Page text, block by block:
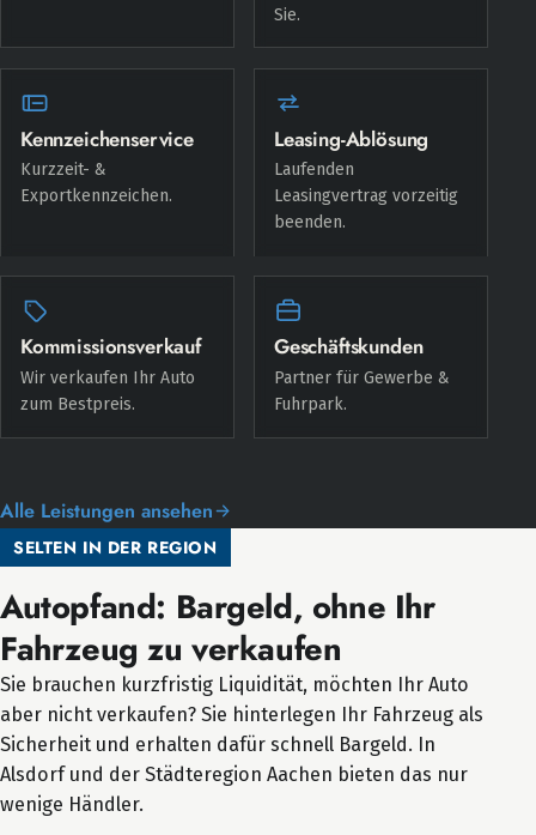
Sie.
Kennzeichenservice
Kurzzeit- &
Exportkennzeichen.
Leasing-Ablösung
Laufenden
Leasingvertrag vorzeitig
beenden.
Kommissionsverkauf
Wir verkaufen Ihr Auto
zum Bestpreis.
Geschäftskunden
Partner für Gewerbe &
Fuhrpark.
Alle Leistungen ansehen
SELTEN IN DER REGION
Autopfand: Bargeld, ohne Ihr
Fahrzeug zu verkaufen
Sie brauchen kurzfristig Liquidität, möchten Ihr Auto
aber nicht verkaufen? Sie hinterlegen Ihr Fahrzeug als
Sicherheit und erhalten dafür schnell Bargeld. In
Alsdorf und der Städteregion Aachen bieten das nur
wenige Händler.